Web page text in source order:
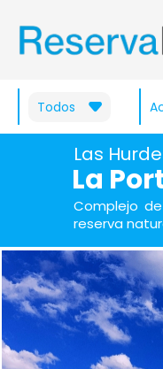
Todos
Las
La
Complejo
reserva